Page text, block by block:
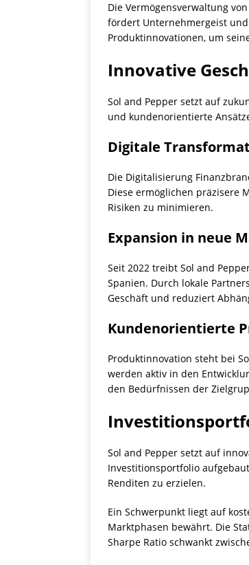
Die Vermögensverwaltung
fördert Unternehmergeist
Produktinnovationen, um
Innovative
Sol and Pepper setzt auf
und kundenorientierte
Digitale
Die Digitalisierung
Diese ermöglichen präzisere
Risiken zu minimieren.
Expansion in neue
Seit 2022 treibt Sol and
Spanien. Durch lokale
Geschäft und reduziert
Kundenorientierte
Produktinnovation steht bei
werden aktiv in den
den Bedürfnissen der
Sol and Pepper setzt auf
Investitionsportfolio
Renditen zu erzielen.
Ein Schwerpunkt liegt auf
Marktphasen bewährt. Die
Sharpe Ratio schwankt